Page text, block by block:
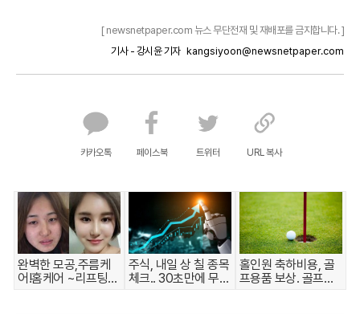
[ newsnetpaper.com 뉴스 무단전재 및 재배포를 금지합니다. ]
기사 - 강시윤 기자 kangsiyoon@newsnetpaper.com
카카오톡 페이스북 트위터 URL 복사
완벽한 모공,주름케
어!홈케어 ~리프팅모
주식, 내일 상 칠 종목
체크.. 30초만에 무료
홀인원 축하비용, 골
프용품 보상. 골프보